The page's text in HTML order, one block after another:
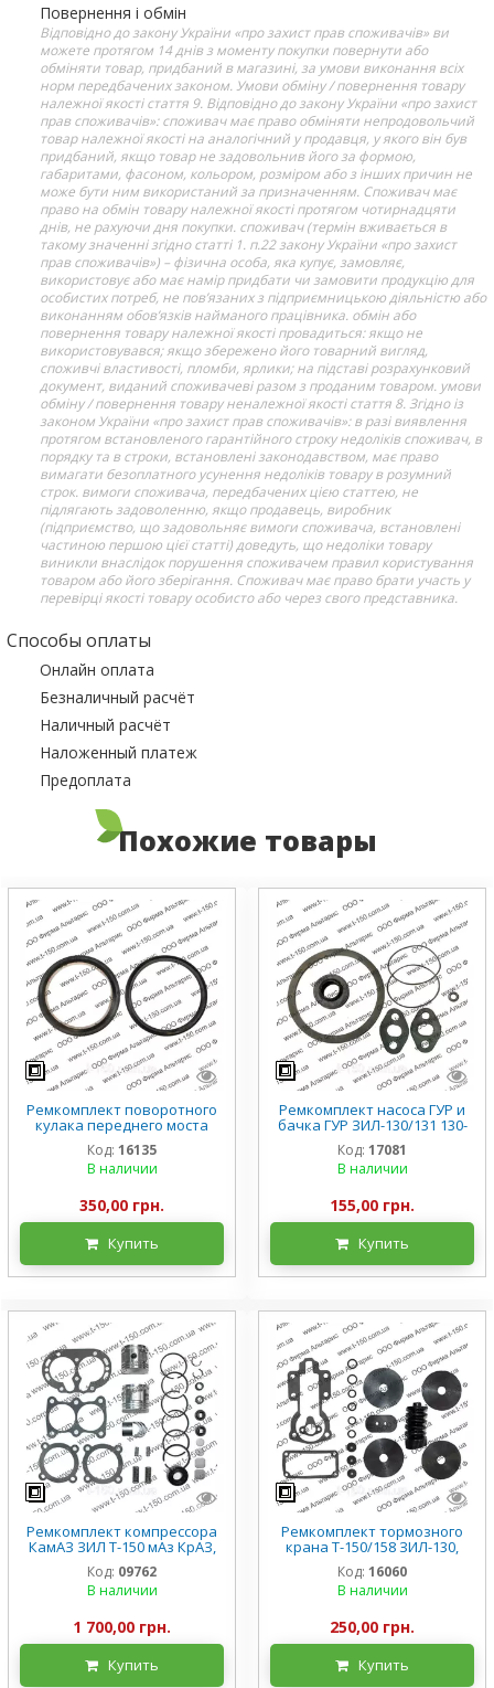
Повернення і обмін
Відповідно до закону України «про захист прав споживачів» ви
можете протягом 14 днів з моменту покупки повернути або
обміняти товар, придбаний в магазині, за умови виконання всіх
норм передбачених законом. Умови обміну / повернення товару
належної якості стаття 9. Відповідно до закону України «про захист
прав споживачів»: споживач має право обміняти непродовольчий
товар належної якості на аналогічний у продавця, у якого він був
придбаний, якщо товар не задовольнив його за формою,
габаритами, фасоном, кольором, розміром або з інших причин не
може бути ним використаний за призначенням. Споживач має
право на обмін товару належної якості протягом чотирнадцяти
днів, не рахуючи дня покупки. споживач (термін вживається в
такому значенні згідно статті 1. п.22 закону України «про захист
прав споживачів») – фізична особа, яка купує, замовляє,
використовує або має намір придбати чи замовити продукцію для
особистих потреб, не пов’язаних з підприємницькою діяльністю або
виконанням обов’язків найманого працівника. обмін або
повернення товару належної якості провадиться: якщо не
використовувався; якщо збережено його товарний вигляд,
споживчі властивості, пломби, ярлики; на підставі розрахунковий
документ, виданий споживачеві разом з проданим товаром. умови
обміну / повернення товару неналежної якості стаття 8. Згідно із
законом України «про захист прав споживачів»: в разі виявлення
протягом встановленого гарантійного строку недоліків споживач, в
порядку та в строки, встановлені законодавством, має право
вимагати безоплатного усунення недоліків товару в розумний
строк. вимоги споживача, передбачених цією статтею, не
підлягають задоволенню, якщо продавець, виробник
(підприємство, що задовольняє вимоги споживача, встановлені
частиною першою цієї статті) доведуть, що недоліки товару
виникли внаслідок порушення споживачем правил користування
товаром або його зберігання. Споживач має право брати участь у
перевірці якості товару особисто або через свого представника.
Способы оплаты
Онлайн оплата
Безналичный расчёт
Наличный расчёт
Наложенный платеж
Предоплата
Похожие товары
Ремкомплект поворотного
кулака переднего моста
ЗИЛ-131, 131-2304093
Код: 16135
В наличии
350,00 грн.
Купить
Ремкомплект насоса ГУР и
бачка ГУР ЗИЛ-130/131 130-
Код: 17081
В наличии
155,00 грн.
Купить
Ремкомплект компрессора
КамАЗ ЗИЛ Т-150 мАз КрАЗ,
полный, 53205-3509000
Код: 09762
В наличии
1 700,00 грн.
Купить
Ремкомплект тормозного
крана Т-150/158 ЗИЛ-130,
двухсекционный
Код: 16060
В наличии
250,00 грн.
Купить